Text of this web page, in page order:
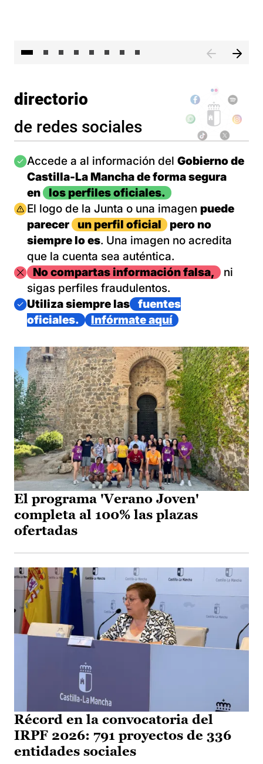
directorio
de redes sociales
Imagen
Accede a al información del Gobierno de
Castilla-La Mancha de forma segura
en
los perfiles oficiales.
Imagen
El logo de la Junta o una imagen puede
parecer
un perfil oficial
pero no
siempre lo es. Una imagen no acredita
que la cuenta sea auténtica.
ImagenNo compartas información falsa,
ni
sigas perfiles fraudulentos.
Imagen
Utiliza siempre las
fuentes
oficiales.
Infórmate aquí
El programa 'Verano Joven'
completa al 100% las plazas
ofertadas
Récord en la convocatoria del
IRPF 2026: 791 proyectos de 336
entidades sociales